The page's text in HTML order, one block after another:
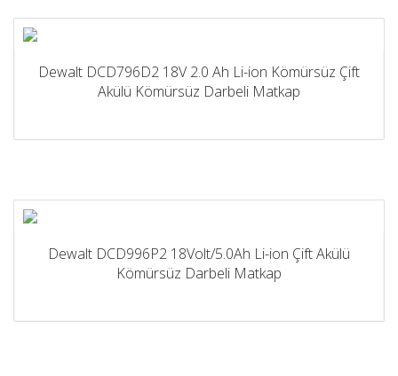
Dewalt DCD796D2 18V 2.0 Ah Li-ion Kömürsüz Çift
Akülü Kömürsüz Darbeli Matkap
Dewalt DCD996P2 18Volt/5.0Ah Li-ion Çift Akülü
Kömürsüz Darbeli Matkap